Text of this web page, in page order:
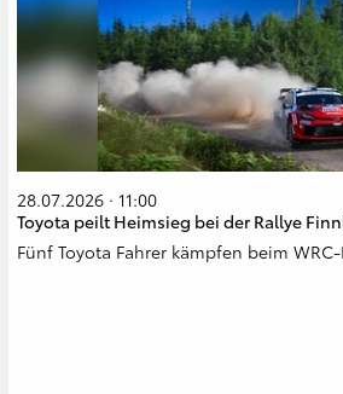
28.07.2026 · 11:00
Toyota peilt Heimsieg bei der Rallye
Fünf Toyota Fahrer kämpfen beim